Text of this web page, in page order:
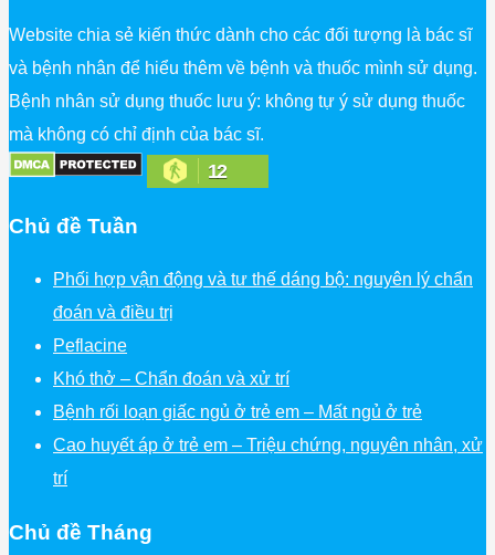
Website chia sẻ kiến thức dành cho các đối tượng là bác sĩ
và bệnh nhân để hiểu thêm về bệnh và thuốc mình sử dụng.
Bệnh nhân sử dụng thuốc lưu ý: không tự ý sử dụng thuốc
mà không có chỉ định của bác sĩ.
12
Chủ đề Tuần
Phối hợp vận động và tư thế dáng bộ: nguyên lý chẩn
đoán và điều trị
Peflacine
Khó thở – Chẩn đoán và xử trí
Bệnh rối loạn giấc ngủ ở trẻ em – Mất ngủ ở trẻ
Cao huyết áp ở trẻ em – Triệu chứng, nguyên nhân, xử
trí
Chủ đề Tháng